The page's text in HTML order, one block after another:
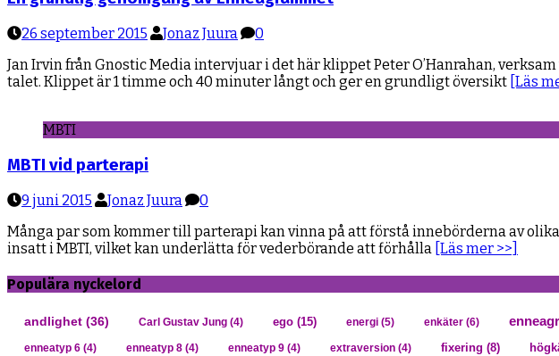
26 september 2015 Jonaz Juura
0
Jan Irvin från Gnostic Media intervjuar i det här klippet Peter O’Hanrahan,
talet. Klippet är 1 timme och 40 minuter långt och ger en grundligt översikt [Läs
MBTI
MBTI vid parterapi
9 juni 2015 Jonaz Juura
0
Många par som kommer till parterapi kan vinna på att förstå innebörderna av
insatt i MBTI, vilket kan underlätta för vederbörande att förhålla [Läs mer >>]
Populära nyckelord
andlighet (36) Carl Gustav Jung (4) ego (15) energi (5) enkäter (6)
enneatyp 6 (4) enneatyp 8 (4) enneatyp 9 (4) extraversion (4) fixering (8)